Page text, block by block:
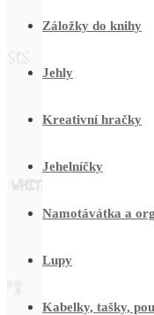
Záložky do knihy
Jehly
Kreativní hračky
Jehelníčky
Namotávátka a
Lupy
Kabelky, tašky,